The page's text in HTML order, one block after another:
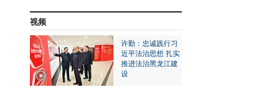
视频
许勤：忠诚践行习
近平法治思想 扎实
推进法治黑龙江建
设